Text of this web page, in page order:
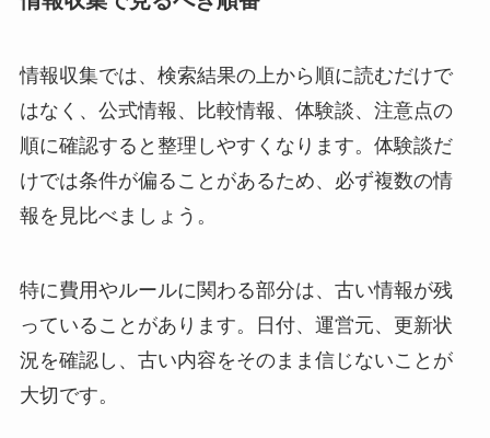
情報収集では、検索結果の上から順に読むだけで
はなく、公式情報、比較情報、体験談、注意点の
順に確認すると整理しやすくなります。体験談だ
けでは条件が偏ることがあるため、必ず複数の情
報を見比べましょう。
特に費用やルールに関わる部分は、古い情報が残
っていることがあります。日付、運営元、更新状
況を確認し、古い内容をそのまま信じないことが
大切です。